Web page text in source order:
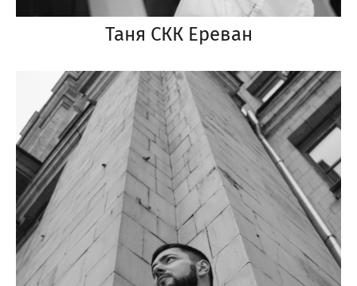
Таня СКК Ереван